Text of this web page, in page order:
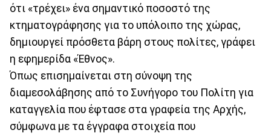
ότι «τρέχει» ένα σημαντικό ποσοστό της
κτηματογράφησης για το υπόλοιπο της χώρας,
δημιουργεί πρόσθετα βάρη στους πολίτες, γράφει
η εφημερίδα «Έθνος».
Όπως επισημαίνεται στη σύνοψη της
διαμεσολάβησης από το Συνήγορο του Πολίτη για
καταγγελία που έφτασε στα γραφεία της Αρχής,
σύμφωνα με τα έγγραφα στοιχεία που